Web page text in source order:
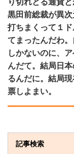
り切れとる通貨
黒田前総裁が異
打ちまくって１
てまったんだわ
しかないのに、
んだて。結局日
るんだに。結局
票しよまい。
記事検索